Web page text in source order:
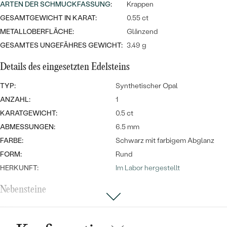
Wave Kollektion
ANSEHEN
NACH DER FARBE
NACH DER FORM
Ohrrinnge
Personalisierte
Halsketten
Meistverkaufte
Ringe
ARTEN DER SCHMUCKFASSUNG:
Krappen
GESAMTGEWICHT IN KARAT:
0.55 ct
METALLOBERFLÄCHE:
Glänzend
GESAMTES UNGEFÄHRES GEWICHT: 3.49 g
Details des eingesetzten Edelsteins
TYP:
Synthetischer Opal
ANZAHL:
1
KARATGEWICHT:
0.5 ct
ABMESSUNGEN:
6.5 mm
FARBE:
Schwarz mit farbigem Abglanz
FORM:
Rund
HERKUNFT:
Im Labor hergestellt
Nebensteine
TYP:
Diamant
ANZAHL: